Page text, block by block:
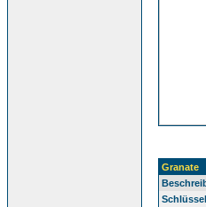
Granate